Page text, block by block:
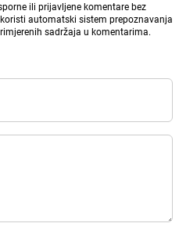
ili prijavljene komentare bez
automatski sistem prepoznavanja
sadržaja u komentarima.